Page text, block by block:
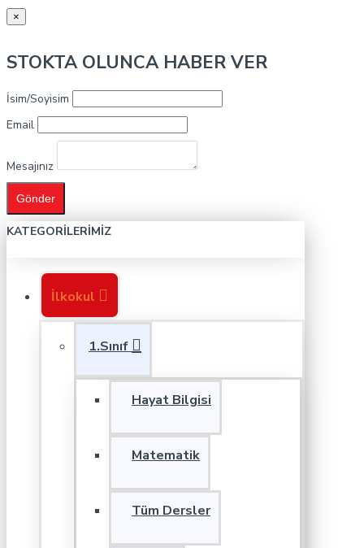
×
STOKTA OLUNCA HABER VER
İsim/Soyisim
Email
Mesajınız
Gönder
KATEGORILERIMIZ
İlkokul
1.Sınıf
Hayat Bilgisi
Matematik
Tüm Dersler